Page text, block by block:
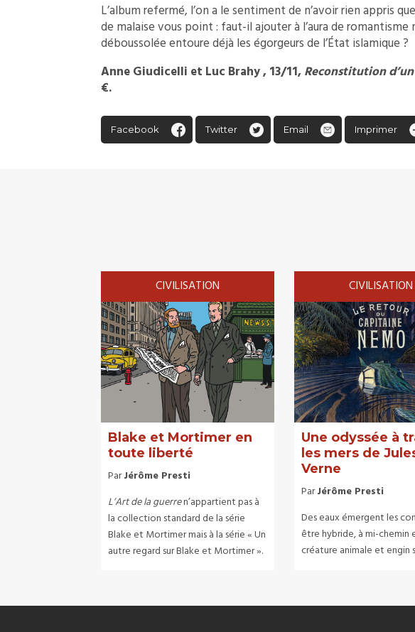
L’album refermé, l’on a le sentiment de n’avoir rien appris
de malaise vous point : faut-il ajouter à l’aura de
déboussolée entoure déjà les égorgeurs de l’État islamique ?
Anne Giudicelli et Luc Brahy , 13/11, Reconstitution
€.
Facebook Twitter Email Imprimer
CIVILISATION
Blake et Mortimer en
toute liberté
ParJérôme Presti
L’Art de la guerren’appartient pas à
la collection standard de la série
Blake et Mortimer mais à la série « Un
autre regard sur Blake et Mortimer ».
CIVILISATION
Une odyssée à
les mers de
Verne
ParJérôme Presti
Des eaux émergent les
être hybride, à mi-chemin
créature animale et engin